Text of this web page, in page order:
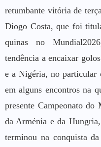
retumbante vitória de
Diogo Costa, que foi
quinas no
tendência a encaixar
e a Nigéria, no particular
em alguns encontros na
presente Campeonato
da Arménia e da
terminou na conquista